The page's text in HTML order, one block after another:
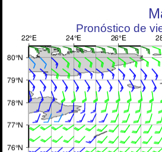
Pronóstico de